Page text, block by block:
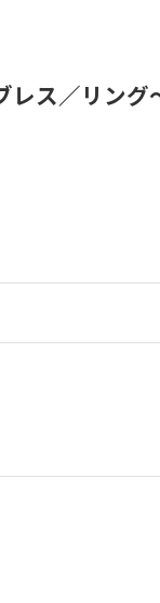
ス／リング